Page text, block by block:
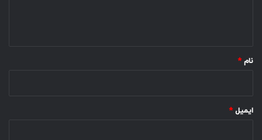
نام *
ایمیل *